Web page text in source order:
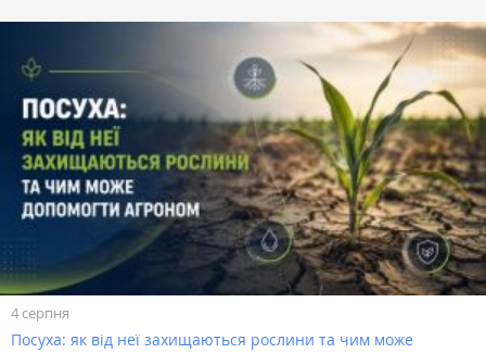
4 серпня
Посуха: як від неї захищаються рослини та чим може